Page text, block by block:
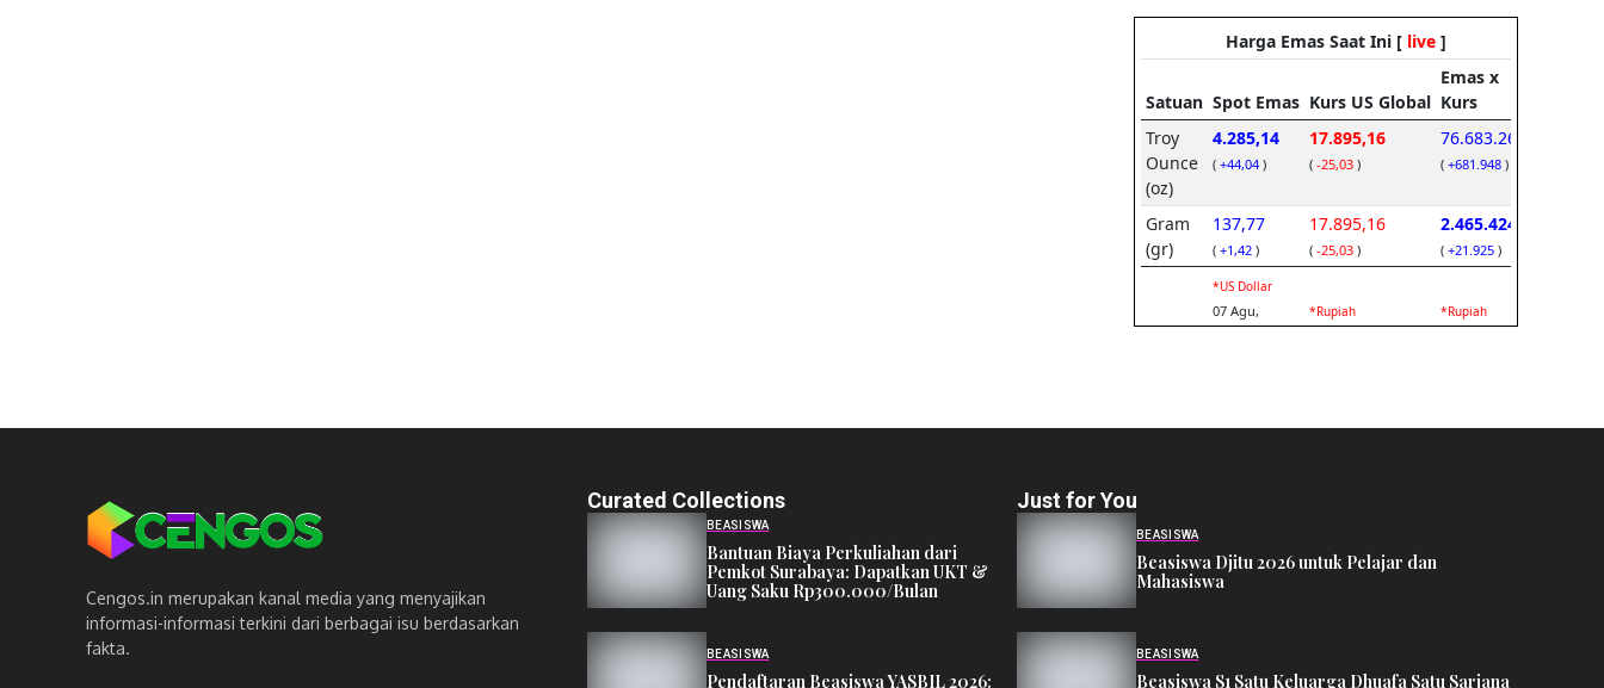
Cengos.in merupakan kanal media yang menyajikan
informasi-informasi terkini dari berbagai isu berdasarkan
fakta.
Curated Collections
BEASISWA
Bantuan Biaya Perkuliahan dari
Pemkot Surabaya: Dapatkan UKT &
Uang Saku Rp300.000/Bulan
BEASISWA
Pendaftaran Beasiswa YASBIL 2026:
Just for You
BEASISWA
Beasiswa Djitu 2026 untuk Pelajar dan
Mahasiswa
BEASISWA
Beasiswa S1 Satu Keluarga Dhuafa Satu Sarjana